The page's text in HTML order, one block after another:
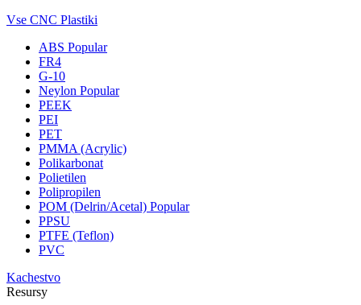
Vse CNC Plastiki
ABS Popular
FR4
G-10
Neylon Popular
PEEK
PEI
PET
PMMA (Acrylic)
Polikarbonat
Polietilen
Polipropilen
POM (Delrin/Acetal) Popular
PPSU
PTFE (Teflon)
PVC
Kachestvo
Resursy